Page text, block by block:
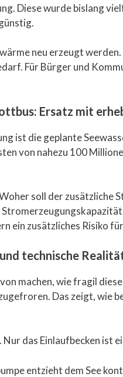
Diese wurde bislang
neu erzeugt
Für Bürger und
Ersatz mit
ist die geplante
von nahezu 100
soll der
ein zusätzliches Risiko
technische
machen, wie fragil
Das zeigt, wie
entzieht dem See